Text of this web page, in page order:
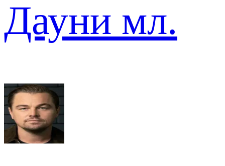
Дауни мл.